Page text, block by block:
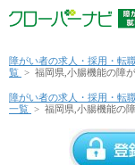
障がい者の求人・採用・転
覧 > 福岡県,小腸機能の障
障がい者の求人・採用・転
一覧 > 福岡県,小腸機能の